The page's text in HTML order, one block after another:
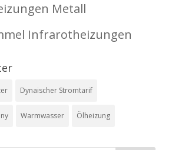
Metall
Infrarotheizungen
Dynaischer Stromtarif
Warmwasser Ölheizung